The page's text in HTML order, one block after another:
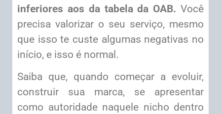
inferiores aos da tabela da OAB. Você
precisa valorizar o seu serviço, mesmo
que isso te custe algumas negativas no
início, e isso é normal.
Saiba que, quando começar a evoluir,
construir sua marca, se apresentar
como autoridade naquele nicho dentro